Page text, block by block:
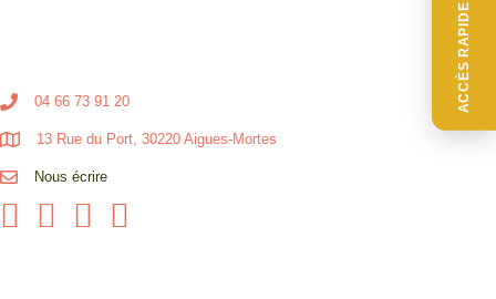
ACCÈS RAPIDE
04 66 73 91 20
13 Rue du Port, 30220 Aigues-Mortes
Nous écrire